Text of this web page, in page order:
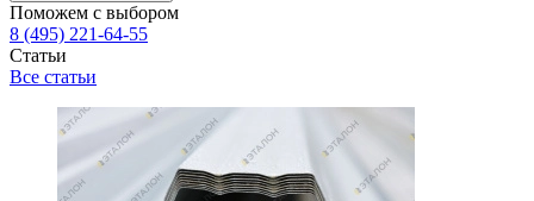
Поможем с выбором
8 (495) 221-64-55
Статьи
Все статьи